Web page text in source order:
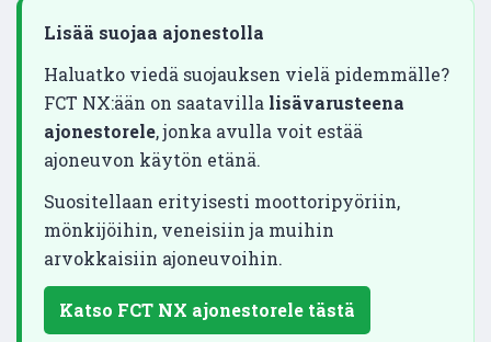
Lisää suojaa ajonestolla
Haluatko viedä suojauksen vielä pidemmälle?
FCT NX:ään on saatavilla lisävarusteena
ajonestorele, jonka avulla voit estää
ajoneuvon käytön etänä.
Suositellaan erityisesti moottoripyöriin,
mönkijöihin, veneisiin ja muihin
arvokkaisiin ajoneuvoihin.
Katso FCT NX ajonestorele tästä